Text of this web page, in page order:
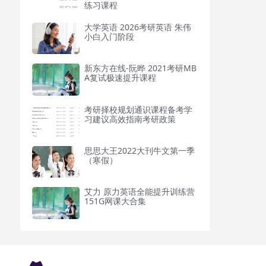
练习课程
大学英语 2026考研英语 朱伟
小白入门阶段
新东方在线-阮晔 2021考研MB
A复试极速提升课程
考研择校规划通识课程备考学
习建议高效指南考研政策
思思大王2022大刊牛文第一季
（寒假）
艾力 原力英语全能提升训练营
151G网课大合集